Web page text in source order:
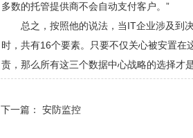
多数的托管提供商不会自动支付客户。”
总之，按照他的说法，当IT企业涉及到
时，共有16个要素。只要不仅关心被安置在
责，那么所有这三个数据中心战略的选择才
下一篇： 安防监控